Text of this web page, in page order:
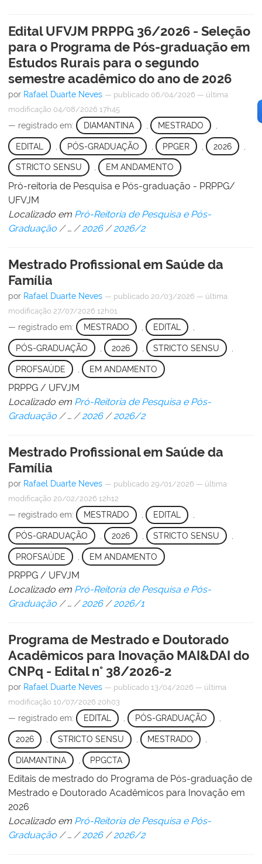
Edital UFVJM PRPPG 36/2026 - Seleção
para o Programa de Pós-graduação em
Estudos Rurais para o segundo
semestre acadêmico do ano de 2026
por Rafael Duarte Neves — publicado 06/04/2026 — última
modificação 04/08/2026 17h45
— registrado em: DIAMANTINA MESTRADO
EDITAL PÓS-GRADUAÇÃO PPGER , 2026
STRICTO SENSU , EM ANDAMENTO
Pró-reitoria de Pesquisa e Pós-graduação - PRPPG/
UFVJM
Localizado em Pró-Reitoria de Pesquisa e Pós-
Graduação /… /2026 /2026/2
Mestrado Profissional em Saúde da
Família
por Rafael Duarte Neves — publicado 20/03/2026 — última
modificação 27/07/2026 12h01
— registrado em: MESTRADO EDITAL
PÓS-GRADUAÇÃO 2026 STRICTO SENSU
PROFSAÚDE EM ANDAMENTO
PRPPG / UFVJM
Localizado em Pró-Reitoria de Pesquisa e Pós-
Graduação /… /2026 /2026/2
Mestrado Profissional em Saúde da
Família
por Rafael Duarte Neves — publicado 29/01/2026 — última
modificação 20/02/2026 12h12
— registrado em: MESTRADO , EDITAL ,
PÓS-GRADUAÇÃO 2026 STRICTO SENSU
PROFSAÚDE EM ANDAMENTO
PRPPG / UFVJM
Localizado em Pró-Reitoria de Pesquisa e Pós-
Graduação /… /2026 /2026/1
Programa de Mestrado e Doutorado
Acadêmicos para Inovação MAI&DAI do
CNPq - Edital n° 38/2026-2
por Rafael Duarte Neves — publicado 13/04/2026 — última
modificação 10/07/2026 20h03
— registrado em: EDITAL , PÓS-GRADUAÇÃO ,
2026 STRICTO SENSU MESTRADO
DIAMANTINA PPGCTA
Editais de mestrado do Programa de Pós-graduação de
Mestrado e Doutorado Acadêmicos para Inovação em
2026
Localizado em Pró-Reitoria de Pesquisa e Pós-
Graduação /… /2026 /2026/2